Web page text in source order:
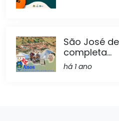
São José
completa...
há 1 ano